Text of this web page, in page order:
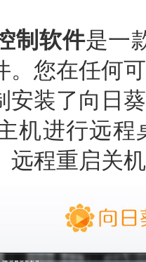
制软件是一
。您在任何
安装了向日
机进行远
远程重启关